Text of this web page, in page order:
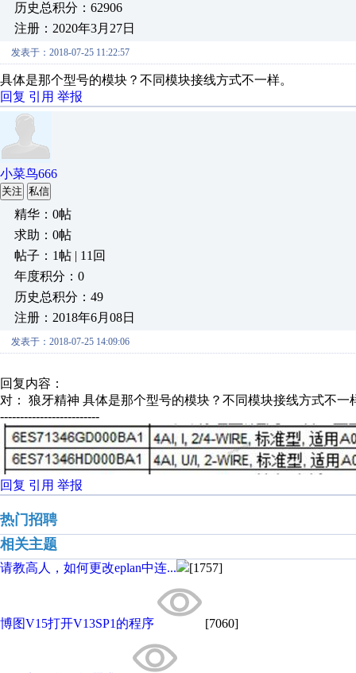
历史总积分：62906
注册：2020年3月27日
发表于：2018-07-25 11:22:57
具体是那个型号的模块？不同模块接线方式不一样。
回复 引用 举报
小菜鸟666
关注 私信
精华：0帖
求助：0帖
帖子：1帖 | 11回
年度积分：0
历史总积分：49
注册：2018年6月08日
发表于：2018-07-25 14:09:06
回复内容：
对： 狼牙精神 具体是那个型号的模块？不同模块接线方式不一
-------------------------
回复 引用 举报
热门招聘
相关主题
请教高人，如何更改eplan中连... [1757]
博图V15打开V13SP1的程序 [7060]